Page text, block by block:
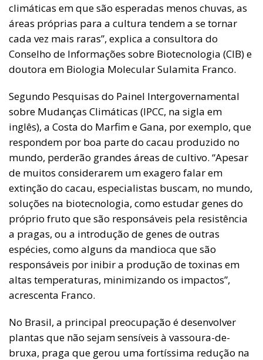
climáticas em que são esperadas menos chuvas, as
áreas próprias para a cultura tendem a se tornar
cada vez mais raras”, explica a consultora do
Conselho de Informações sobre Biotecnologia (CIB) e
doutora em Biologia Molecular Sulamita Franco.
Segundo Pesquisas do Painel Intergovernamental
sobre Mudanças Climáticas (IPCC, na sigla em
inglês), a Costa do Marfim e Gana, por exemplo, que
respondem por boa parte do cacau produzido no
mundo, perderão grandes áreas de cultivo. “Apesar
de muitos considerarem um exagero falar em
extinção do cacau, especialistas buscam, no mundo,
soluções na biotecnologia, como estudar genes do
próprio fruto que são responsáveis pela resistência
a pragas, ou a introdução de genes de outras
espécies, como alguns da mandioca que são
responsáveis por inibir a produção de toxinas em
altas temperaturas, minimizando os impactos”,
acrescenta Franco.
No Brasil, a principal preocupação é desenvolver
plantas que não sejam sensíveis à vassoura-de-
bruxa, praga que gerou uma fortíssima redução na